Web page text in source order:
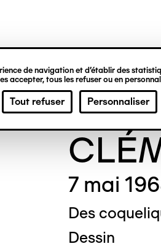
de navigation et d’établir des
accepter, tous les refuser ou en
Tout refuser Personnaliser
7 mai
Des
Dessin